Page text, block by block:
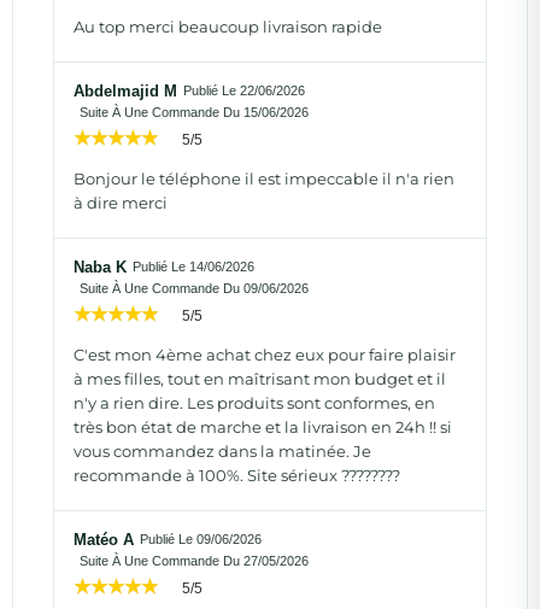
Au top merci beaucoup livraison rapide
Abdelmajid M
Publié Le 22/06/2026
Suite À Une Commande Du 15/06/2026
5/5
Bonjour le téléphone il est impeccable il n'a rien
à dire merci
Naba K Publié Le 14/06/2026
Suite À Une Commande Du 09/06/2026
5/5
C'est mon 4ème achat chez eux pour faire plaisir
à mes filles, tout en maîtrisant mon budget et il
n'y a rien dire. Les produits sont conformes, en
très bon état de marche et la livraison en 24h !! si
vous commandez dans la matinée. Je
recommande à 100%. Site sérieux ????????
Matéo A Publié Le 09/06/2026
Suite À Une Commande Du 27/05/2026
5/5